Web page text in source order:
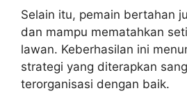
Selain itu, pemain bertahan
dan mampu mematahkan
lawan. Keberhasilan ini
strategi yang diterapkan
terorganisasi dengan baik.